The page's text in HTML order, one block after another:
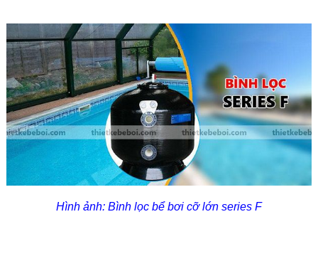
Hình ảnh: Bình lọc bể bơi cỡ lớn series F